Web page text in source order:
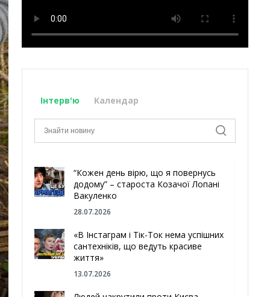
Інтерв'ю Календар
“Кожен день вірю, що я повернусь
додому” – староста Козачої Лопані
Вакуленко
28.07.2026
«В Інстаграм і Тік-Ток нема успішних
сантехніків, що ведуть красиве
життя»
13.07.2026